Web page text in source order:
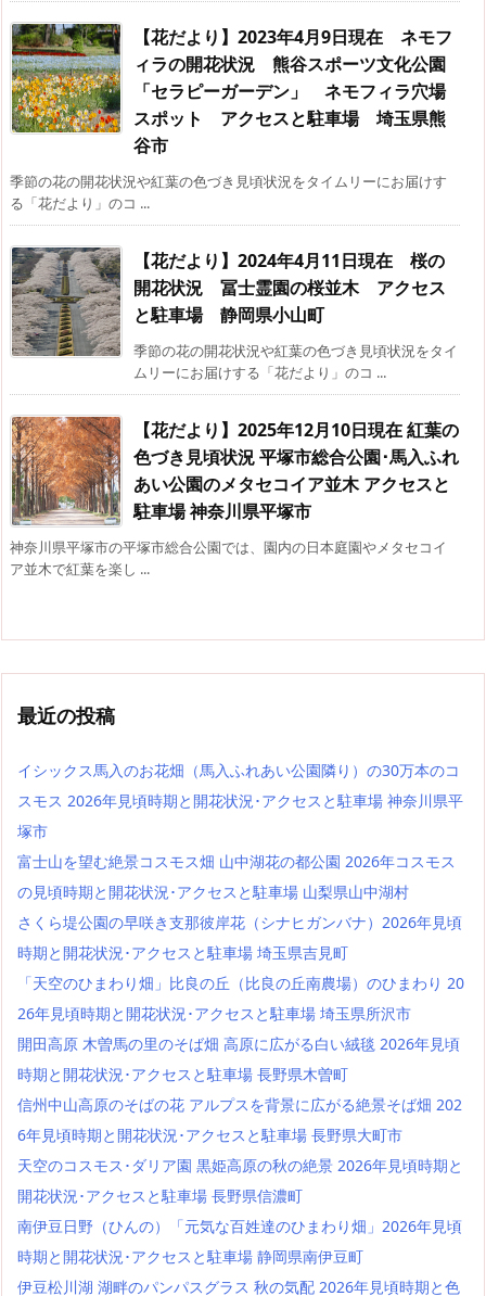
【花だより】2023年4月9日現在 ネモフ
ィラの開花状況 熊谷スポーツ文化公園
「セラピーガーデン」 ネモフィラ穴場
スポット アクセスと駐車場 埼玉県熊
谷市
季節の花の開花状況や紅葉の色づき見頃状況をタイムリーにお届けす
る「花だより」のコ ...
【花だより】2024年4月11日現在 桜の
開花状況 冨士霊園の桜並木 アクセス
と駐車場 静岡県小山町
季節の花の開花状況や紅葉の色づき見頃状況をタイ
ムリーにお届けする「花だより」のコ ...
【花だより】2025年12月10日現在 紅葉の
色づき見頃状況 平塚市総合公園･馬入ふれ
あい公園のメタセコイア並木 アクセスと
駐車場 神奈川県平塚市
神奈川県平塚市の平塚市総合公園では、園内の日本庭園やメタセコイ
ア並木で紅葉を楽し ...
最近の投稿
イシックス馬入のお花畑（馬入ふれあい公園隣り）の30万本のコ
スモス 2026年見頃時期と開花状況･アクセスと駐車場 神奈川県平
塚市
富士山を望む絶景コスモス畑 山中湖花の都公園 2026年コスモス
の見頃時期と開花状況･アクセスと駐車場 山梨県山中湖村
さくら堤公園の早咲き支那彼岸花（シナヒガンバナ）2026年見頃
時期と開花状況･アクセスと駐車場 埼玉県吉見町
「天空のひまわり畑」比良の丘（比良の丘南農場）のひまわり 20
26年見頃時期と開花状況･アクセスと駐車場 埼玉県所沢市
開田高原 木曽馬の里のそば畑 高原に広がる白い絨毯 2026年見頃
時期と開花状況･アクセスと駐車場 長野県木曽町
信州中山高原のそばの花 アルプスを背景に広がる絶景そば畑 202
6年見頃時期と開花状況･アクセスと駐車場 長野県大町市
天空のコスモス･ダリア園 黒姫高原の秋の絶景 2026年見頃時期と
開花状況･アクセスと駐車場 長野県信濃町
南伊豆日野（ひんの）「元気な百姓達のひまわり畑」2026年見頃
時期と開花状況･アクセスと駐車場 静岡県南伊豆町
伊豆松川湖 湖畔のパンパスグラス 秋の気配 2026年見頃時期と色